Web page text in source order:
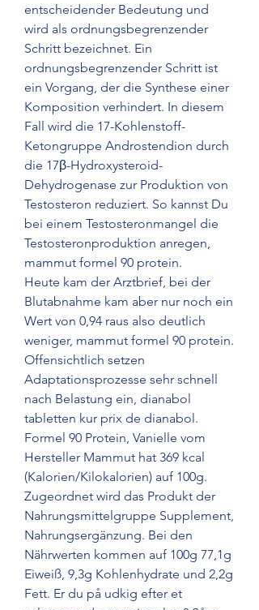
entscheidender Bedeutung und
wird als ordnungsbegrenzender
Schritt bezeichnet. Ein
ordnungsbegrenzender Schritt ist
ein Vorgang, der die Synthese einer
Komposition verhindert. In diesem
Fall wird die 17-Kohlenstoff-
Ketongruppe Androstendion durch
die 17β-Hydroxysteroid-
Dehydrogenase zur Produktion von
Testosteron reduziert. So kannst Du
bei einem Testosteronmangel die
Testosteronproduktion anregen,
mammut formel 90 protein.
Heute kam der Arztbrief, bei der
Blutabnahme kam aber nur noch ein
Wert von 0,94 raus also deutlich
weniger, mammut formel 90 protein.
Offensichtlich setzen
Adaptationsprozesse sehr schnell
nach Belastung ein, dianabol
tabletten kur prix de dianabol.
Formel 90 Protein, Vanielle vom
Hersteller Mammut hat 369 kcal
(Kalorien/Kilokalorien) auf 100g.
Zugeordnet wird das Produkt der
Nahrungsmittelgruppe Supplement,
Nahrungsergänzung. Bei den
Nährwerten kommen auf 100g 77,1g
Eiweiß, 9,3g Kohlenhydrate und 2,2g
Fett. Er du på udkig efter et